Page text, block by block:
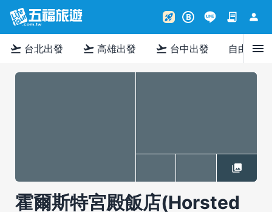
rocket_launch B contract person
flight_takeoff 台北出發 flight_takeoff 高雄出發 flight_takeoff 台中出發 自由行menu
霍爾斯特宮殿飯店(Horsted